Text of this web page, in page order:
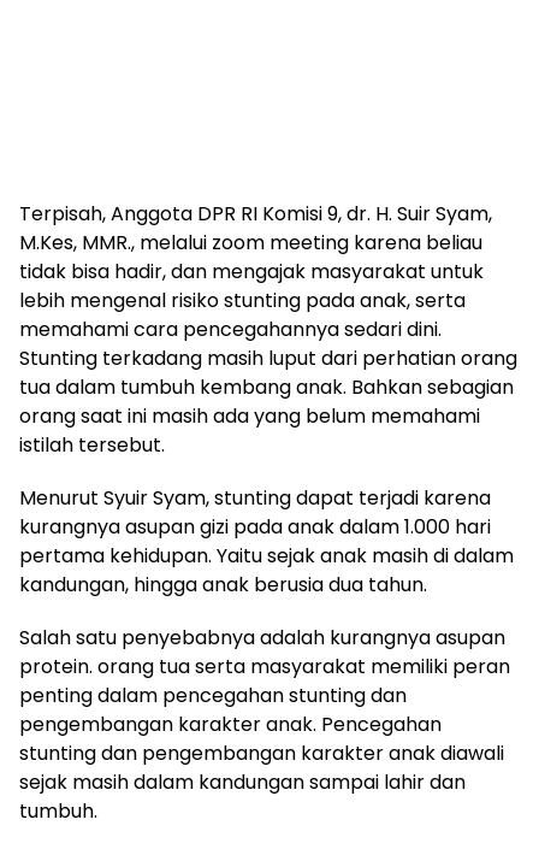
Terpisah, Anggota DPR RI Komisi 9, dr. H. Suir Syam,
M.Kes, MMR., melalui zoom meeting karena beliau
tidak bisa hadir, dan mengajak masyarakat untuk
lebih mengenal risiko stunting pada anak, serta
memahami cara pencegahannya sedari dini.
Stunting terkadang masih luput dari perhatian orang
tua dalam tumbuh kembang anak. Bahkan sebagian
orang saat ini masih ada yang belum memahami
istilah tersebut.
Menurut Syuir Syam, stunting dapat terjadi karena
kurangnya asupan gizi pada anak dalam 1.000 hari
pertama kehidupan. Yaitu sejak anak masih di dalam
kandungan, hingga anak berusia dua tahun.
Salah satu penyebabnya adalah kurangnya asupan
protein. orang tua serta masyarakat memiliki peran
penting dalam pencegahan stunting dan
pengembangan karakter anak. Pencegahan
stunting dan pengembangan karakter anak diawali
sejak masih dalam kandungan sampai lahir dan
tumbuh.